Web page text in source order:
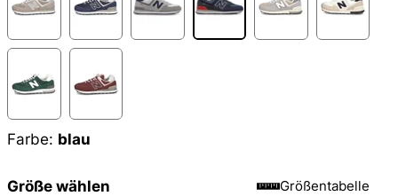
Farbe: blau
Größe wählen Größentabelle